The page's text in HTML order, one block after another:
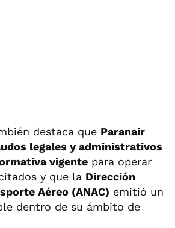
destaca que Paranair
legales y administrativos
vigente para operar
y que la Dirección
Aéreo (ANAC) emitió un
dentro de su ámbito de